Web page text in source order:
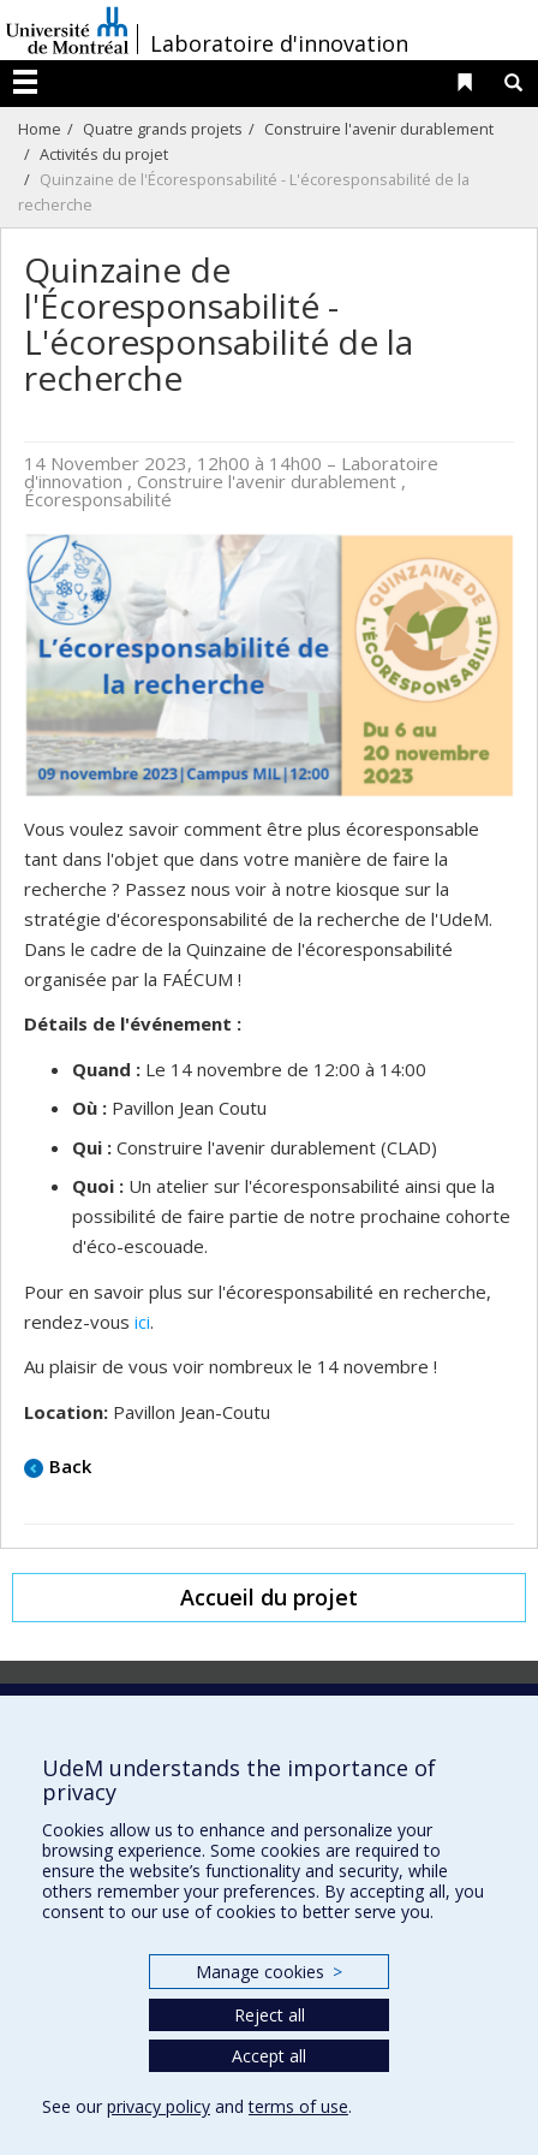
au
contenu
/Laboratoire d'innovation
Menu
Liens
Home Quatre grands projets
Construire l'avenir durablement
Activités du projet
Quinzaine de l'Écoresponsabilité - L'écoresponsabilité de la
recherche
Quinzaine de
l'Écoresponsabilité -
L'écoresponsabilité de la
recherche
14 November 2023, 12h00 à 14h00 – Laboratoire
d'innovation , Construire l'avenir durablement ,
Écoresponsabilité
Vous voulez savoir comment être plus écoresponsable
tant dans l'objet que dans votre manière de faire la
recherche ? Passez nous voir à notre kiosque sur la
stratégie d'écoresponsabilité de la recherche de l'UdeM.
Dans le cadre de la Quinzaine de l'écoresponsabilité
organisée par la FAÉCUM !
Détails de l'événement :
Quand : Le 14 novembre de 12:00 à 14:00
Où : Pavillon Jean Coutu
Qui : Construire l'avenir durablement (CLAD)
Quoi : Un atelier sur l'écoresponsabilité ainsi que la
possibilité de faire partie de notre prochaine cohorte
d'éco-escouade.
Pour en savoir plus sur l'écoresponsabilité en recherche,
rendez-vous ici.
Au plaisir de vous voir nombreux le 14 novembre !
Location: Pavillon Jean-Coutu
Back
Accueil du projet
Laboratoire d'innovation
Vice-rectorat aux affaires étudiantes et aux études
Inven_T
Consortium Santé Numérique
UdeM understands the importance of
privacy
Cookies allow us to enhance and personalize your
browsing experience. Some cookies are required to
ensure the website’s functionality and security, while
others remember your preferences. By accepting all, you
consent to our use of cookies to better serve you.
Manage cookies >
Reject all
Accept all
See our privacy policy andterms of use.